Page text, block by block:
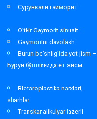
Сурункали гайморит
O’tkir Gaymorit sinusit
Gaymoritni davolash
Burun bo’shlig’ida yot jism –
Бурун бўшлиғида ёт жисм
Blefaroplastika narxlari,
sharhlar
Transkanalikulyar lazerli